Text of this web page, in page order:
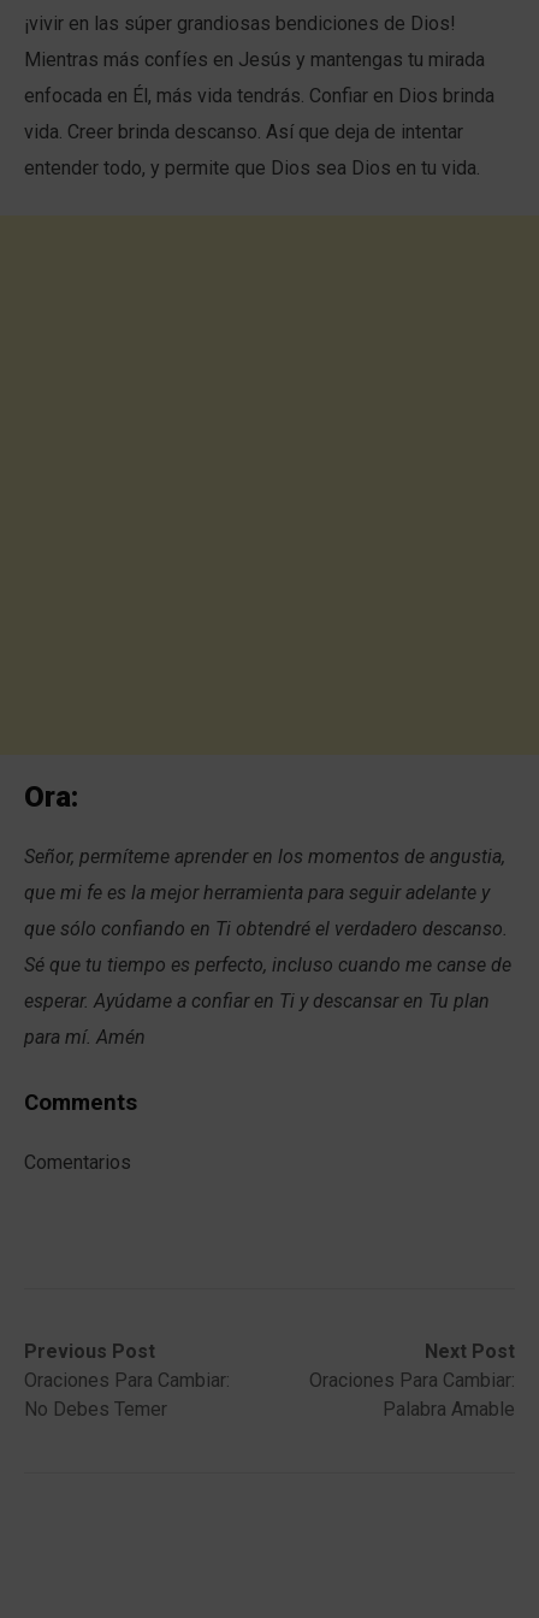
¡vivir en las súper grandiosas bendiciones de Dios!
Mientras más confíes en Jesús y mantengas tu mirada
enfocada en Él, más vida tendrás. Confiar en Dios brinda
vida. Creer brinda descanso. Así que deja de intentar
entender todo, y permite que Dios sea Dios en tu vida.
Ora:
Señor, permíteme aprender en los momentos de angustia,
que mi fe es la mejor herramienta para seguir adelante y
que sólo confiando en Ti obtendré el verdadero descanso.
Sé que tu tiempo es perfecto, incluso cuando me canse de
esperar. Ayúdame a confiar en Ti y descansar en Tu plan
para mí. Amén
Comments
Comentarios
Post
navigation
Previous Post
Previous
post:Oraciones Para Cambiar:
No Debes Temer
Next Post
Next
post:
Oraciones Para Cambiar:
Palabra Amable